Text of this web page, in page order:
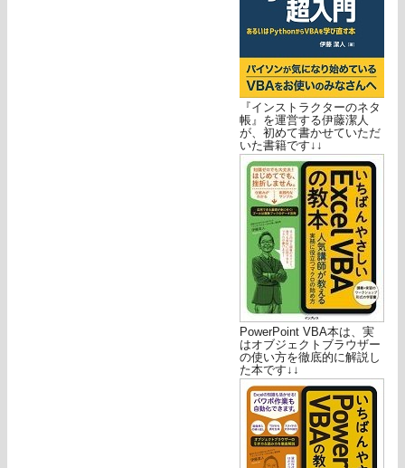
『インストラクターのネタ
帳』を運営する伊藤潔人
が、初めて書かせていただ
いた書籍です↓↓
PowerPoint VBA本は、実
はオブジェクトブラウザー
の使い方を徹底的に解説し
た本です↓↓